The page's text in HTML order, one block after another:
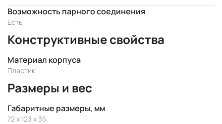
Возможность парного соединения
Есть
Конструктивные свойства
Материал корпуса
Пластик
Размеры и вес
Габаритные размеры, мм
72 x 123 x 35